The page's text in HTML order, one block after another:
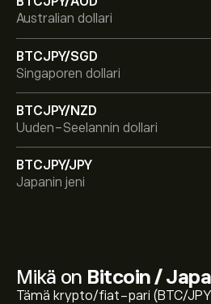
Australian dollari
BTCJPY/SGD
Singaporen dollari
BTCJPY/NZD
Uuden-Seelannin dollari
BTCJPY/JPY
Japanin jeni
Mikä on Bitcoin /
Tämä krypto/fiat-pari (BTC/